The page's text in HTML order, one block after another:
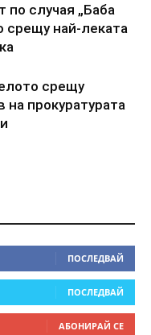
по случая „Баба
срещу най-леката
срещу
прокуратурата
ПОСЛЕДВАЙ
ПОСЛЕДВАЙ
АБОНИРАЙ СЕ